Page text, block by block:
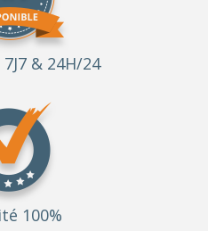
& 24H/24
100%